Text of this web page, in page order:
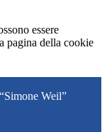
essere
pagina della cookie
Weil”